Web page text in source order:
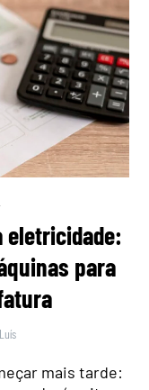
eletricidade:
para
mais tarde: